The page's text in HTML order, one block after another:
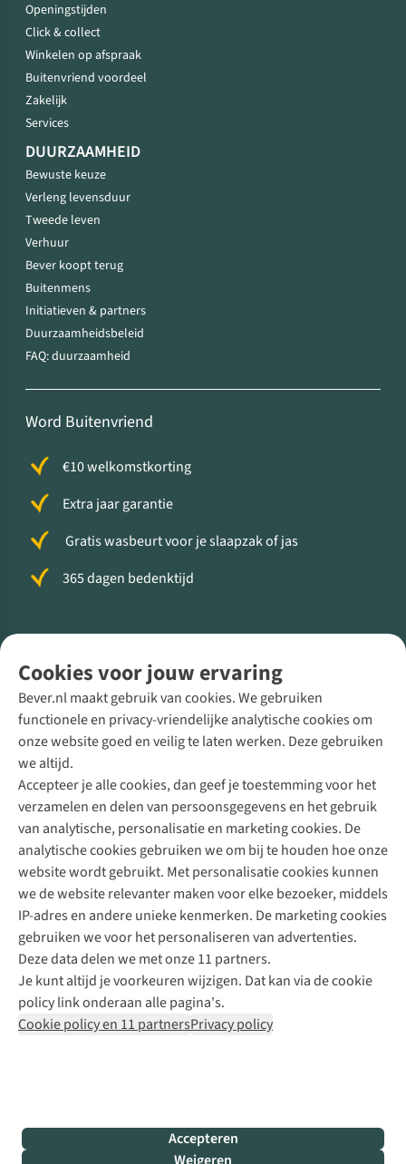
Cookies voor jouw ervaring
Bever.nl maakt gebruik van cookies. We gebruiken
functionele en privacy-vriendelijke analytische cookies om
onze website goed en veilig te laten werken. Deze gebruiken
we altijd.
Accepteer je alle cookies, dan geef je toestemming voor het
verzamelen en delen van persoonsgegevens en het gebruik
van analytische, personalisatie en marketing cookies. De
analytische cookies gebruiken we om bij te houden hoe onze
website wordt gebruikt. Met personalisatie cookies kunnen
we de website relevanter maken voor elke bezoeker, middels
IP-adres en andere unieke kenmerken. De marketing cookies
gebruiken we voor het personaliseren van advertenties.
Deze data delen we met onze 11 partners.
Je kunt altijd je voorkeuren wijzigen. Dat kan via de cookie
policy link onderaan alle pagina's.
Cookie policy en 11 partnersPrivacy policy
Accepteren
Openingstijden
Click & collect
Winkelen op afspraak
Buitenvriend voordeel
Zakelijk
Services
DUURZAAMHEID
Bewuste keuze
Verleng levensduur
Tweede leven
Verhuur
Bever koopt terug
Buitenmens
Initiatieven & partners
Duurzaamheidsbeleid
FAQ: duurzaamheid
Word Buitenvriend
€10 welkomstkorting
Extra jaar garantie
Gratis wasbeurt voor je slaapzak of jas
365 dagen bedenktijd
Direct advies van een Buitenexpert
+31 (0)85 888 50 88
+31 6 12 28 49 80
Contactformulier
Bever